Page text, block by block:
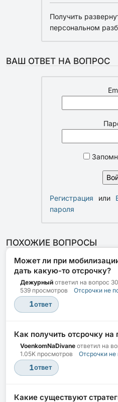
Получить
персональном
ВАШ ОТВЕТ НА ВОПРОС
Регистрация или
пароля
ПОХОЖИЕ ВОПРОСЫ
Может ли при
дать какую-то отсрочку?
Дежурный ответил на вопрос
539 просмотров
Отсрочки не
1ответ
Как получить отсрочку на
VoenkomNaDivane ответил на
1.05K просмотров
Отсрочки
1ответ
Какие существуют